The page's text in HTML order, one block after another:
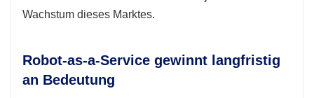
Wachstum dieses Marktes.
Robot-as-a-Service gewinnt langfristig
an Bedeutung